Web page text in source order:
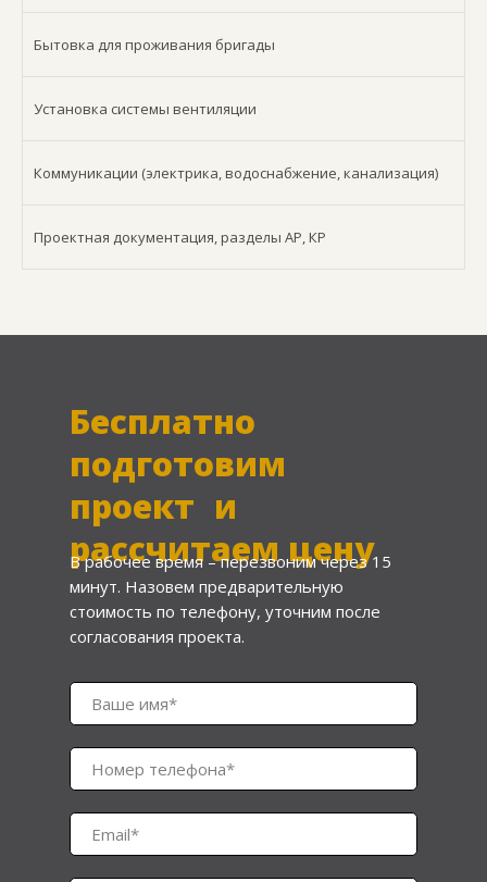
Бытовка для проживания бригады
Установка системы вентиляции
Коммуникации (электрика, водоснабжение, канализация)
Проектная документация, разделы АР, КР
Бесплатно
подготовим
проект и
рассчитаем цену
В рабочее время – перезвоним через 15
минут. Назовем предварительную
стоимость по телефону, уточним после
согласования проекта.
Ваше имя*
Номер телефона*
Email*